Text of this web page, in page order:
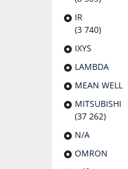
IR
(3 740)
IXYS
LAMBDA
MEAN WELL
MITSUBISHI
(37 262)
N/A
OMRON